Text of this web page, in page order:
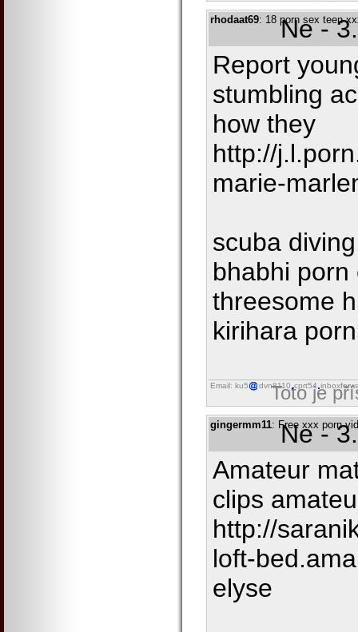
rhodaat69: 18 porn sex teen
Ne -
Report
stumbling
how they
http://
marie-
scuba
bhabhi porn
threesome
kirihara
Email: ku5 dvn8110 cprt54
Toto je
gingermm11: Free xxx porn
Ne -
Amateur
clips
http://
loft-
elyse